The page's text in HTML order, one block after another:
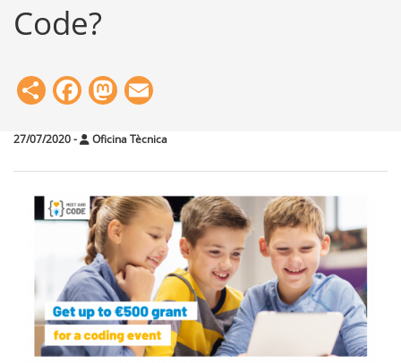
Code?
ShareFacebook
Mastodon
27/07/2020- Oficina Tècnica